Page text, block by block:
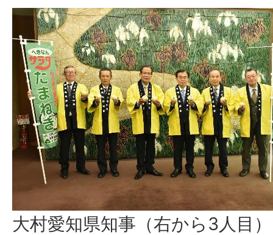
大村愛知県知事（右から3人目